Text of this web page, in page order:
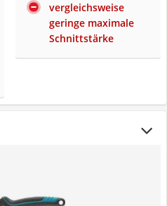
vergleichsweise
geringe maximale
Schnittstärke